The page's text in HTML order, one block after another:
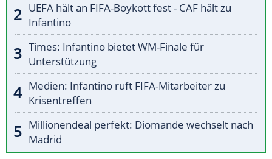
UEFA hält an FIFA-Boykott fest - CAF hält zu
Infantino
Times: Infantino bietet WM-Finale für
Unterstützung
Medien: Infantino ruft FIFA-Mitarbeiter zu
Krisentreffen
Millionendeal perfekt: Diomande wechselt nach
Madrid